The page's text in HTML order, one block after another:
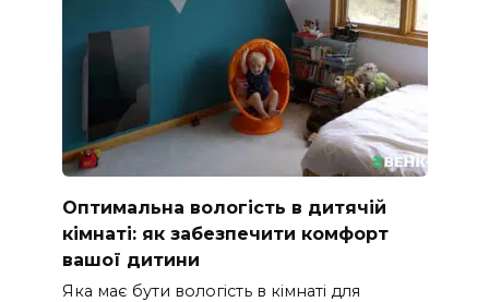
Оптимальна вологість в дитячій
кімнаті: як забезпечити комфорт
вашої дитини
Яка має бути вологість в кімнаті для